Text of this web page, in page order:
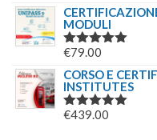
ERA:
MODULI
VALUTATO
€79.00
CORSO E
INSTITUTES
VALUTATO
€439.00